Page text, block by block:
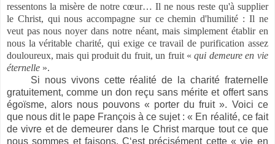
ressentons la misère de notre cœur… Il ne nous reste qu'à supplier
le Christ, qui nous accompagne sur ce chemin d'humilité : Il ne
veut pas nous noyer dans notre néant, mais simplement établir en
nous la véritable charité, qui exige ce travail de purification assez
douloureux, mais qui produit du fruit, un fruit «qui demeure en vie
éternelle ».
Si nous vivons cette réalité de la charité fraternelle
gratuitement, comme un don reçu sans mérite et offert sans
égoïsme, alors nous pouvons « porter du fruit ». Voici ce
que nous dit le pape François à ce sujet : « En réalité, ce fait
de vivre et de demeurer dans le Christ marque tout ce que
nous sommes et faisons. C‘est précisément cette « vie en